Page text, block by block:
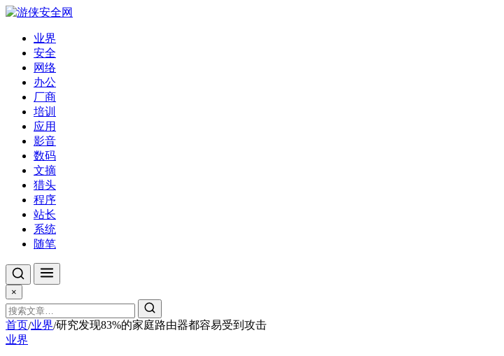
业界
安全
网络
办公
厂商
培训
应用
影音
数码
文摘
猎头
程序
站长
系统
随笔
×
首页/业界/研究发现83%的家庭路由器都容易受到攻击
业界